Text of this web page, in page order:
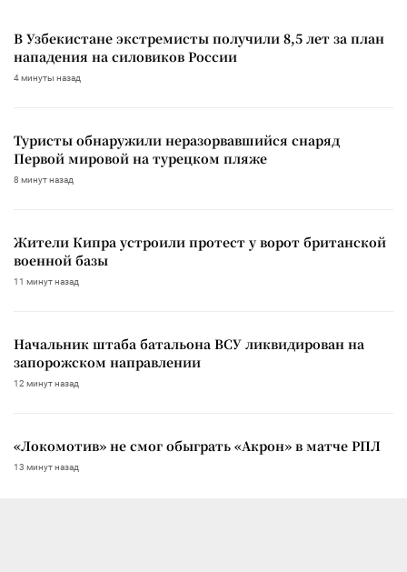
В Узбекистане экстремисты получили 8,5 лет за план
нападения на силовиков России
4 минуты назад
Туристы обнаружили неразорвавшийся снаряд
Первой мировой на турецком пляже
8 минут назад
Жители Кипра устроили протест у ворот британской
военной базы
11 минут назад
Начальник штаба батальона ВСУ ликвидирован на
запорожском направлении
12 минут назад
«Локомотив» не смог обыграть «Акрон» в матче РПЛ
13 минут назад